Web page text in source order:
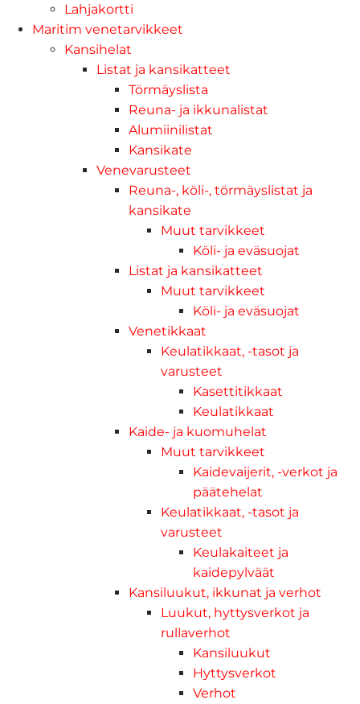
Lahjakortti
Maritim venetarvikkeet
Kansihelat
Listat ja kansikatteet
Törmäyslista
Reuna- ja ikkunalistat
Alumiinilistat
Kansikate
Venevarusteet
Reuna-, köli-, törmäyslistat ja
kansikate
Muut tarvikkeet
Köli- ja eväsuojat
Listat ja kansikatteet
Muut tarvikkeet
Köli- ja eväsuojat
Venetikkaat
Keulatikkaat, -tasot ja
varusteet
Kasettitikkaat
Keulatikkaat
Kaide- ja kuomuhelat
Muut tarvikkeet
Kaidevaijerit, -verkot ja
päätehelat
Keulatikkaat, -tasot ja
varusteet
Keulakaiteet ja
kaidepylväät
Kansiluukut, ikkunat ja verhot
Luukut, hyttysverkot ja
rullaverhot
Kansiluukut
Hyttysverkot
Verhot